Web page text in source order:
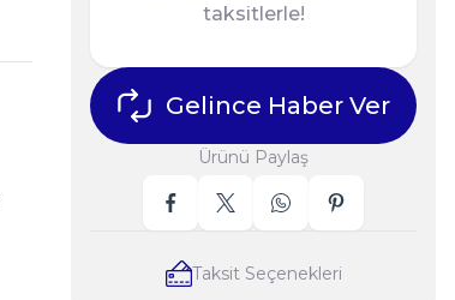
taksitlerle!
Gelince Haber Ver
Ürünü Paylaş
Taksit Seçenekleri